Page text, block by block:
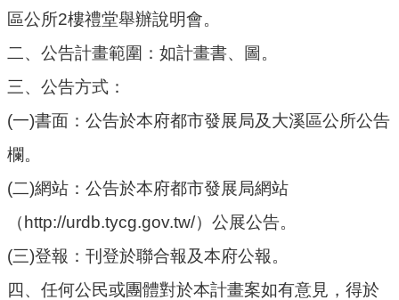
公
政
專
都
計
畫
區公所2樓禮堂舉辦說明會。
二、公告計畫範圍：如計畫書、圖。
三、公告方式：
(一)書面：公告於本府都市發展局及大溪區公所公告
欄。
(二)網站：公告於本府都市發展局網站
（http://urdb.tycg.gov.tw/）公展公告。
(三)登報：刊登於聯合報及本府公報。
四、任何公民或團體對於本計畫案如有意見，得於